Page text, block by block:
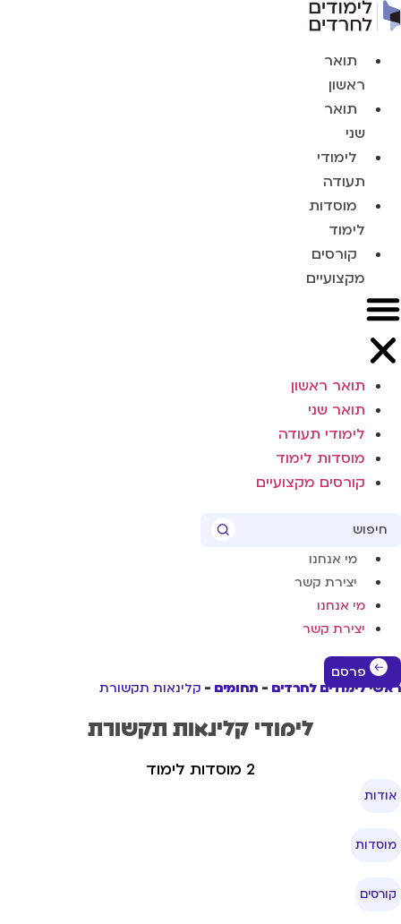
תואר
ראשון
תואר
שני
לימודי
תעודה
מוסדות
לימוד
קורסים
מקצועיים
תואר ראשון
תואר שני
לימודי תעודה
מוסדות לימוד
קורסים מקצועיים
מי אנחנו
יצירת קשר
מי אנחנו
יצירת קשר
פרסם
לימודים לחרדים
תחומים קלינאות תקשורת
לימודי קלינאות תקשורת